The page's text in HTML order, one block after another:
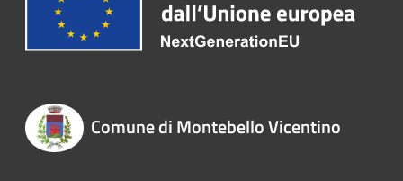
Comune di Montebello Vicentino